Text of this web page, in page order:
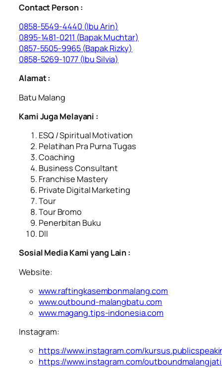
Contact Person :
0858-5549-4440 (Ibu Arin)
0895-1481-0211 (Bapak Muchtar)
0857-5505-9965 (Bapak Rizky)
0858-5269-1077 (Ibu Silvia)
Alamat :
Batu Malang
Kami Juga Melayani :
ESQ / Spiritual Motivation
Pelatihan Pra Purna Tugas
Coaching
Business Consultant
Franchise Mastery
Private Digital Marketing
Tour
Tour Bromo
Penerbitan Buku
Dll
Sosial Media Kami yang Lain :
Website:
www.raftingkasembonmalang.com
www.outbound-malangbatu.com
www.magang.tips-indonesia.com
Instagram:
https://www.instagram.com/
https://www.instagram.com/